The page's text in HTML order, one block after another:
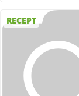
RECEPT